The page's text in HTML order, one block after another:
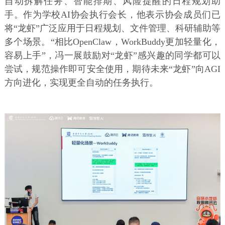
手。作为学校AI协会执行会长，他表示协会成员们已
将“龙虾”广泛应用于日程规划、文件管理、科研辅助等
多个场景。“相比OpenClaw，WorkBuddy更加轻量化，
容易上手”，冯一展鼓励对“龙虾”感兴趣的同学都可以
尝试，规范操作即可安全使用，期待未来“龙虾”向AGI
方向进化，实现更全自动的任务执行。